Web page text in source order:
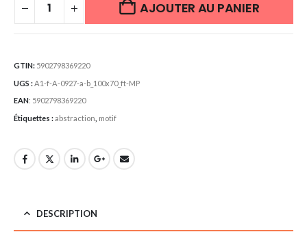
AJOUTER AU PANIER
GTIN: 5902798369220
UGS :A1-f-A-0927-a-b_100x70_ft-MP
EAN: 5902798369220
Étiquettes :abstraction motif
DESCRIPTION